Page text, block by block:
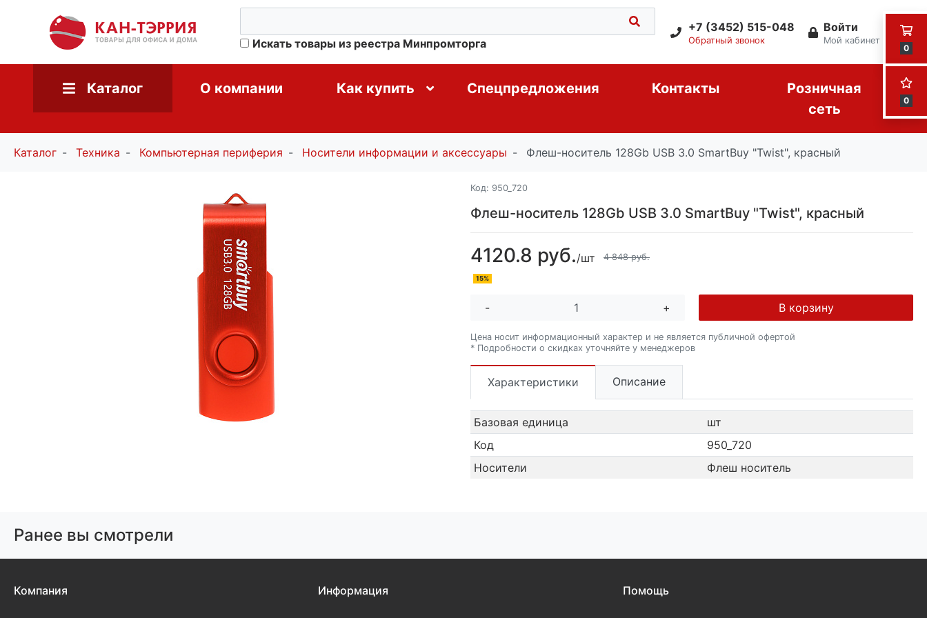
0
0
Искать товары из реестра Минпромторга
+7 (3452) 515-048
Обратный звонок
Войти
Мой кабинет
Каталог О компании Как купить Спецпредложения Контакты
Розничная
сеть
Каталог Техника Компьютерная периферия Носители информации и аксессуары Флеш-носитель 128Gb USB 3.0 SmartBuy "Twist", красный
Код: 950_720
Флеш-носитель 128Gb USB 3.0 SmartBuy "Twist", красный
4120.8 руб./шт 4 848 руб.
15%
- + В корзину
Цена носит информационный характер и не является публичной офертой
* Подробности о скидках уточняйте у менеджеров
Характеристики Описание
Базовая единица
шт
Код
950_720
Носители
Флеш носитель
Ранее вы смотрели
Компания Информация Помощь